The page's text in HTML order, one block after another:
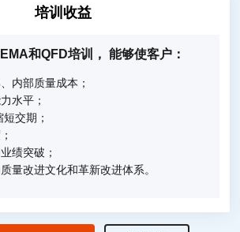
培训收益
和QFD培训， 能够使客户：
内部质量成本；
水平；
交期；
绩突破；
量改进文化和革新改进体系。